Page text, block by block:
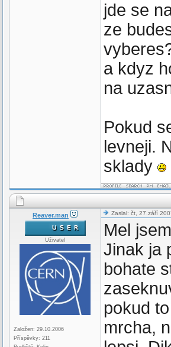
jde se
ze
a kdyz
na
Pokud
levneji.
sklady
Reaver.man
Uživatel
Založen: 29.10.2006
Příspěvky: 211
Zaslal: čt, 27.září
Mel
Jinak ja
bohate
pokud
mrcha,